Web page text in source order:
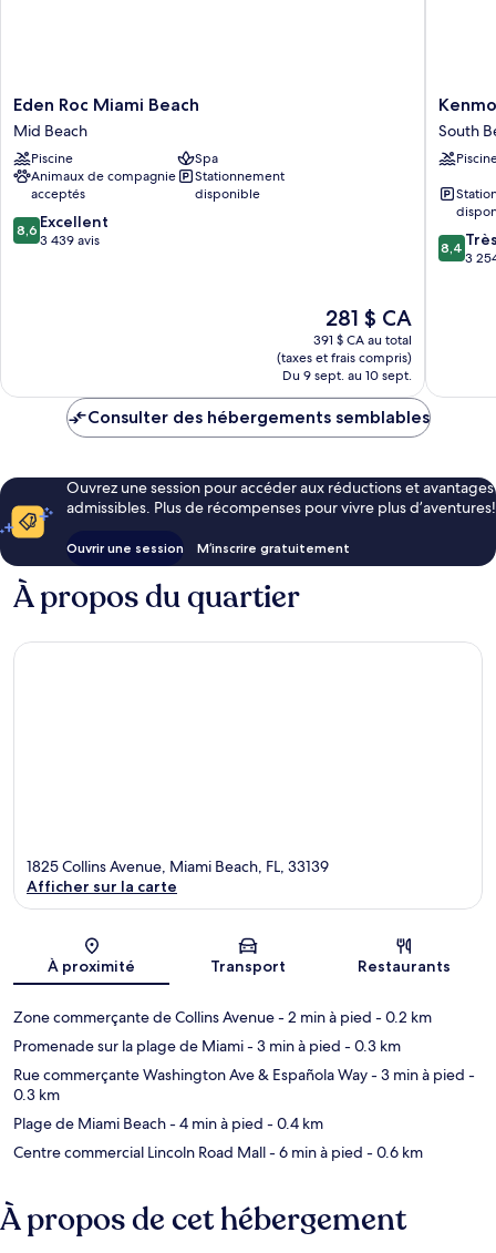
Eden
Roc
Miami
Beach
Mid
Beach
Eden Roc Miami Beach
Mid Beach
Piscine
Spa
Animaux de compagnie
acceptés
Stationnement
disponible
8.6
sur
8,6 Excellent
3 439 avis
Le
prix
est
de
281 $ CA
281 $ CA
391 $ CA au total
(taxes et frais compris)
Du 9 sept. au 10 sept.
Village
Hotel,
South
South
Beach
South
8.4
sur
8,4
3
Consulter des hébergements semblables
Ouvrez une session pour accéder aux réductions et avantages
admissibles. Plus de récompenses pour vivre plus d’aventures!
Ouvrir une session M’inscrire gratuitement
À propos du quartier
Carte
1825 Collins Avenue, Miami Beach, FL, 33139
Afficher sur la carte
À proximité Transport Restaurants
Zone commerçante de Collins Avenue- 2 min à pied - 0.2 km
Promenade sur la plage de Miami- 3 min à pied - 0.3 km
Rue commerçante Washington Ave & Española Way- 3 min à pied -
0.3 km
Plage de Miami Beach- 4 min à pied - 0.4 km
Centre commercial Lincoln Road Mall- 6 min à pied - 0.6 km
À propos de cet hébergement